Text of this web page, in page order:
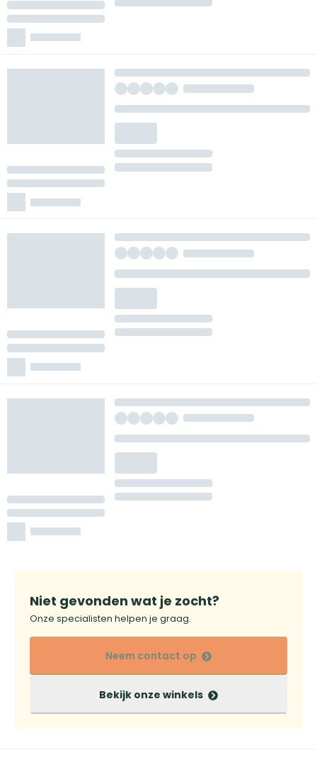
Niet gevonden wat je zocht?
Onze specialisten helpen je graag.
Neem contact op
Bekijk onze winkels